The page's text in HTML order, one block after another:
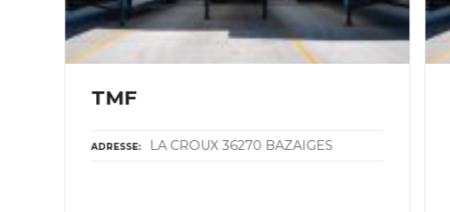
TMF
ADRESSE LA CROUX 36270 BAZAIGES